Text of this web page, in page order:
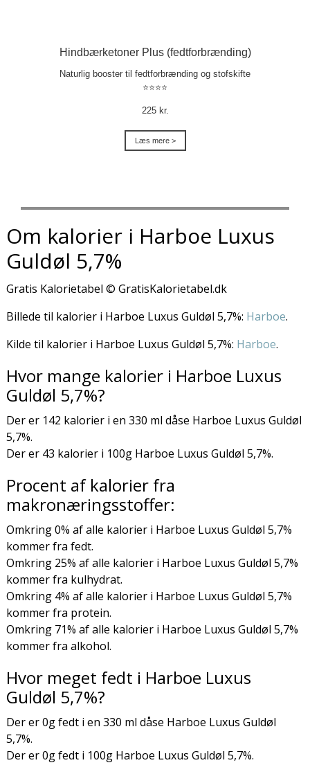
Hindbærketoner Plus (fedtforbrænding)
Naturlig booster til fedtforbrænding og stofskifte
⭐⭐⭐⭐
225 kr.
Læs mere >
Om kalorier i Harboe Luxus
Guldøl 5,7%
Gratis Kalorietabel © GratisKalorietabel.dk
Billede til kalorier i Harboe Luxus Guldøl 5,7%: Harboe.
Kilde til kalorier i Harboe Luxus Guldøl 5,7%: Harboe.
Hvor mange kalorier i Harboe Luxus
Guldøl 5,7%?
Der er 142 kalorier i en 330 ml dåse Harboe Luxus Guldøl
5,7%.
Der er 43 kalorier i 100g Harboe Luxus Guldøl 5,7%.
Procent af kalorier fra
makronæringsstoffer:
Omkring 0% af alle kalorier i Harboe Luxus Guldøl 5,7%
kommer fra fedt.
Omkring 25% af alle kalorier i Harboe Luxus Guldøl 5,7%
kommer fra kulhydrat.
Omkring 4% af alle kalorier i Harboe Luxus Guldøl 5,7%
kommer fra protein.
Omkring 71% af alle kalorier i Harboe Luxus Guldøl 5,7%
kommer fra alkohol.
Hvor meget fedt i Harboe Luxus
Guldøl 5,7%?
Der er 0g fedt i en 330 ml dåse Harboe Luxus Guldøl
5,7%.
Der er 0g fedt i 100g Harboe Luxus Guldøl 5,7%.